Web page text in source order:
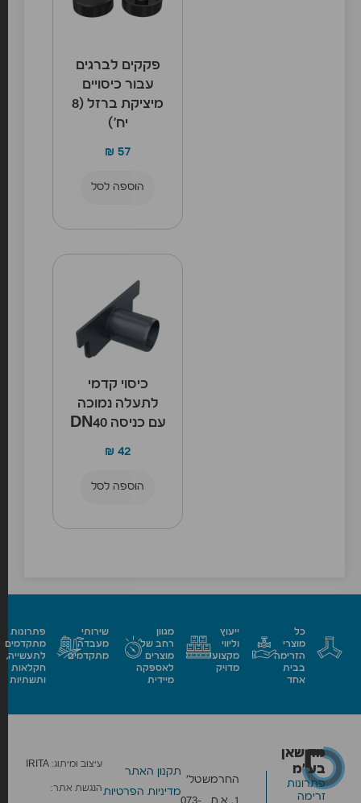
פקקים לברגים
עבור כיסויים
מיציקת ברזל (8
יח’)
₪ 57
הוספה לסל
כיסוי קדמי
לתעלה נמוכה
עם כניסה DN40
₪ 42
הוספה לסל
כל
מוצרי
הזרימה
בבית
אחד
ייעוץ
וליווי
מקצועי
מדויק
מגוון
רחב של
מוצרים
לאספקה
מיידית
שירותי
מעבדה
מתקדמים
פתרונות
מתקדמים
לתעשייה,
חקלאות
ותשתיות
מד שאן
בע״מ
פתרונות
זרימה
החרמשטל׳
תקנון האתר
מדיניות הפרטיות
עיצוב ומיתוג: IRITA
הנגשת אתר: